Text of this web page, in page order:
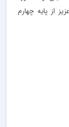
از پایه چهارم